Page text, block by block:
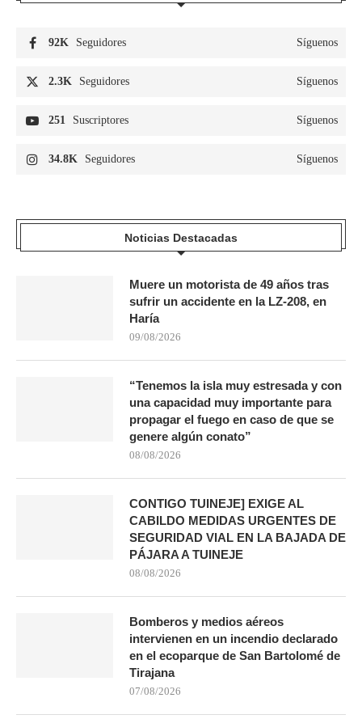
92K Seguidores Síguenos
2.3K Seguidores Síguenos
251 Suscriptores Síguenos
34.8K Seguidores Síguenos
Noticias Destacadas
Muere un motorista de 49 años tras
sufrir un accidente en la LZ-208, en
Haría
09/08/2026
“Tenemos la isla muy estresada y con
una capacidad muy importante para
propagar el fuego en caso de que se
genere algún conato”
08/08/2026
CONTIGO TUINEJE] EXIGE AL
CABILDO MEDIDAS URGENTES DE
SEGURIDAD VIAL EN LA BAJADA DE
PÁJARA A TUINEJE
08/08/2026
Bomberos y medios aéreos
intervienen en un incendio declarado
en el ecoparque de San Bartolomé de
Tirajana
07/08/2026